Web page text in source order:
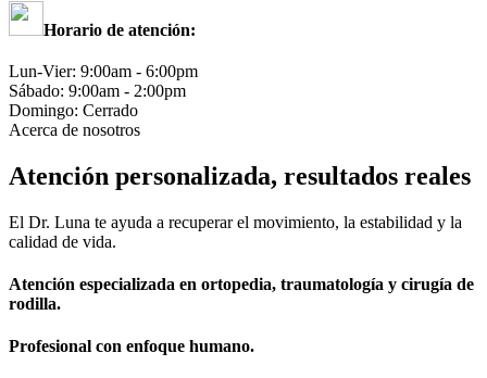
Horario de atención:
Lun-Vier: 9:00am - 6:00pm
Sábado: 9:00am - 2:00pm
Domingo: Cerrado
Acerca de nosotros
Atención personalizada, resultados reales
El Dr. Luna te ayuda a recuperar el movimiento, la estabilidad y la
calidad de vida.
Atención especializada en ortopedia, traumatología y cirugía de
rodilla.
Profesional con enfoque humano.